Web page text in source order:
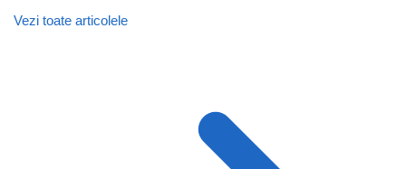
Vezi toate articolele